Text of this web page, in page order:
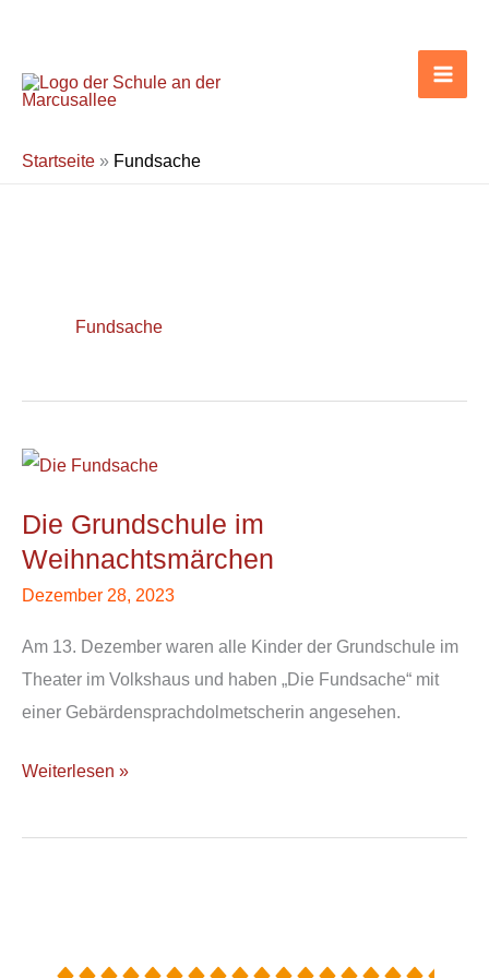
springen
Startseite » Fundsache
Fundsache
Die Grundschule im
Weihnachtsmärchen
Dezember 28, 2023
Am 13. Dezember waren alle Kinder der Grundschule im
Theater im Volkshaus und haben „Die Fundsache“ mit
einer Gebärdensprachdolmetscherin angesehen.
Die
im
Weihnachtsmärchen
Weiterlesen »